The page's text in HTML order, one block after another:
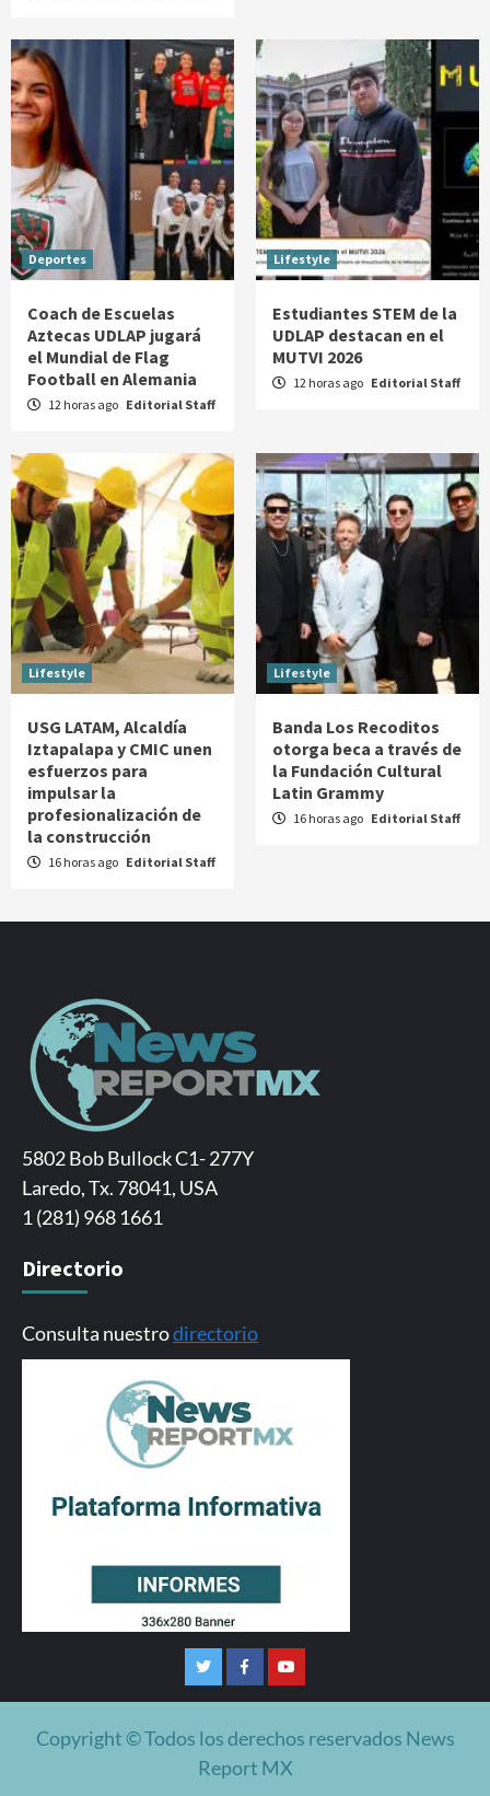
Deportes
Coach de Escuelas
Aztecas UDLAP jugará
el Mundial de Flag
Football en Alemania
12 horas ago Editorial Staff
Lifestyle
Estudiantes STEM de la
UDLAP destacan en el
MUTVI 2026
12 horas ago Editorial Staff
Lifestyle
USG LATAM, Alcaldía
Iztapalapa y CMIC unen
esfuerzos para
impulsar la
profesionalización de
la construcción
16 horas ago Editorial Staff
Lifestyle
Banda Los Recoditos
otorga beca a través de
la Fundación Cultural
Latin Grammy
16 horas ago Editorial Staff
5802 Bob Bullock C1- 277Y
Laredo, Tx. 78041, USA
1 (281) 968 1661
Directorio
Consulta nuestrodirectorio
TwitterFacebookYoutube
Copyright © Todos los derechos reservados News
Report MX